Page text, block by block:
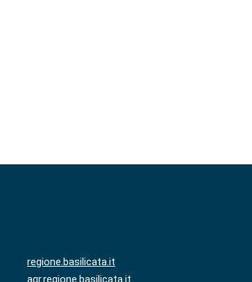
regione.basilicata.it
agr.regione.basilicata.it